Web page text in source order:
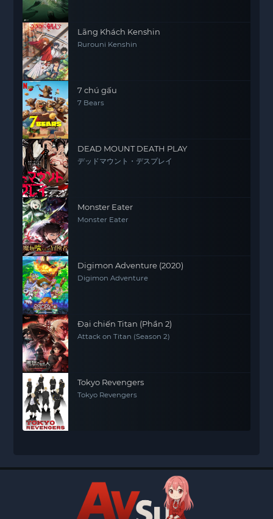
Lãng Khách Kenshin
Rurouni Kenshin
7 chú gấu
7 Bears
DEAD MOUNT DEATH PLAY
デッドマウント・デスプレイ
Monster Eater
Monster Eater
Digimon Adventure (2020)
Digimon Adventure
Đại chiến Titan (Phần 2)
Attack on Titan (Season 2)
Tokyo Revengers
Tokyo Revengers